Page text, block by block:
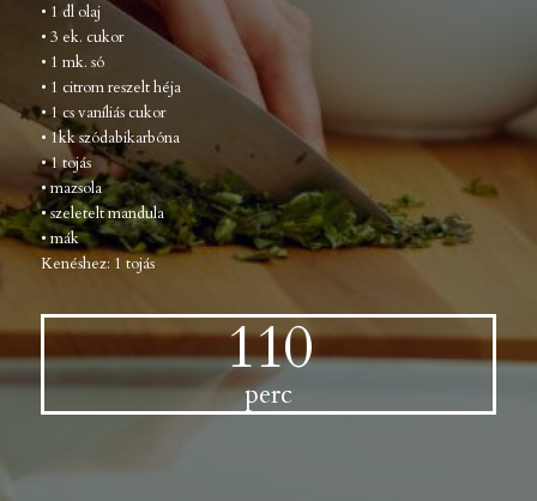
• 1 dl olaj
• 3 ek. cukor
• 1 mk. só
• 1 citrom reszelt héja
• 1 cs vaníliás cukor
• 1kk szódabikarbóna
• 1 tojás
• mazsola
• szeletelt mandula
• mák
Kenéshez: 1 tojás
110
perc